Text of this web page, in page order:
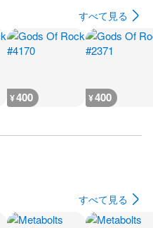
すべて見る
¥400 ¥400
すべて見る